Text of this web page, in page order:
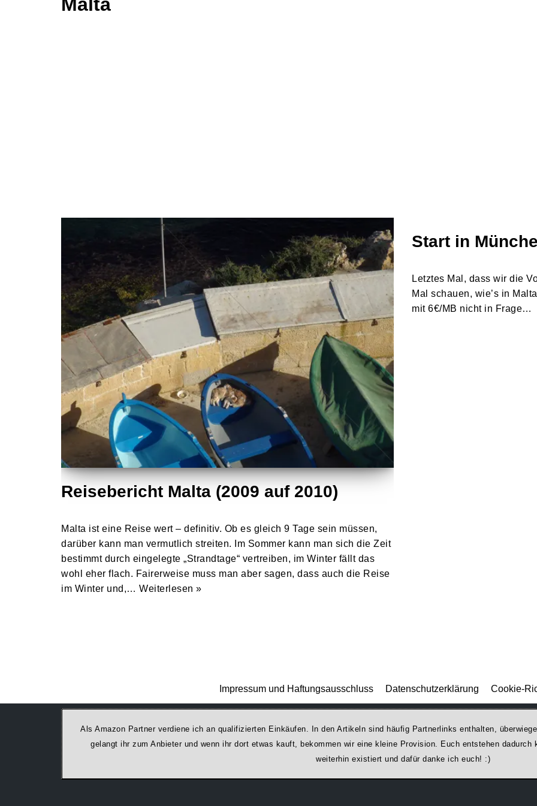
Malta
Reisebericht Malta (2009 auf 2010)
Malta ist eine Reise wert – definitiv. Ob es gleich 9 Tage sein müssen,
darüber kann man vermutlich streiten. Im Sommer kann man sich die Zeit
bestimmt durch eingelegte „Strandtage“ vertreiben, im Winter fällt das
wohl eher flach. Fairerweise muss man aber sagen, dass auch die Reise
im Winter und,… Weiterlesen »
Start in
Letztes Mal, dass wir die
Mal schauen, wie’s in
mit 6€/MB nicht in Frage…
Impressum und Haftungsausschluss Datenschutzerklärung Cookie-
Als Amazon Partner verdiene ich an qualifizierten Einkäufen. In den Artikeln sind häufig Partnerlinks enthalten,
ge­lan­gt ihr zum Anbieter und wenn ihr dort etwas kauft, bekommen wir ei­ne kleine Provision. Euch entstehen
weiterhin existiert und dafür danke ich euch! :)